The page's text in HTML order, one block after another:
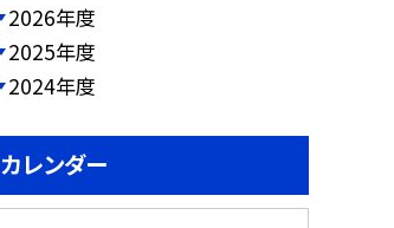
2026年度
2025年度
2024年度
カレンダー